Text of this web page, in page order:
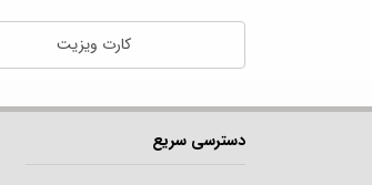
کارت ویزیت
دسترسی سریع